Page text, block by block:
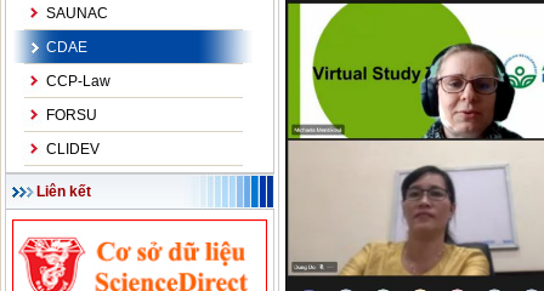
SAUNAC
CDAE
CCP-Law
FORSU
CLIDEV
Liên kết